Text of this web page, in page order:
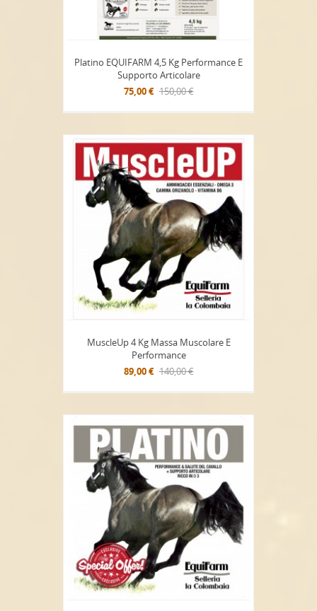
Platino EQUIFARM 4,5 Kg Performance E
Supporto Articolare
75,00 € 150,00 €
MuscleUp 4 Kg Massa Muscolare E
Performance
89,00 € 140,00 €